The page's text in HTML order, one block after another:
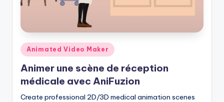
d
u
s
t
r
y
Posted
in
Animated Video Maker
Animer une scène de réception
médicale avec AniFuzion
Create professional 2D/3D medical animation scenes